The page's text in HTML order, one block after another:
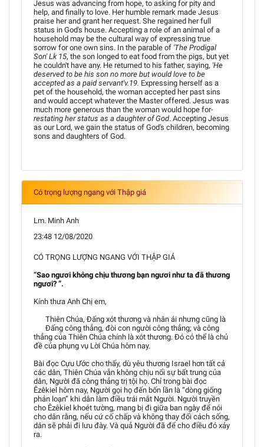
Jesus was advancing from hope, to asking for pity and
help, and finally to love. Her humble remark made Jesus
praise her and grant her request. She regained her full
status in God's house. Accepting a role of an animal of a
household may be the cultural way of expressing true
sorrow for one own sins. In the parable of 'The Prodigal
Son' Lk 15, the son longed to eat food from the pigs, but yet
he couldn't have any. He returned to his father, saying, 'He
deserved to be his son no more but would love to be
accepted as a paid servant'v.19. Expressing herself as a
pet of the household, the woman accepted her past sins
and would accept whatever the Master offered. Jesus was
much more generous than the woman would hope for-
restating her status as a daughter of God. Accepting Jesus
as our Lord, we gain the status of God's children, becoming
sons and daughters of God.
Có trọng lượng ngang với Thập giá
Lm. Minh Anh
23:48 12/08/2020
CÓ TRỌNG LƯỢNG NGANG VỚI THẬP GIÁ
“Sao ngươi không chịu thương bạn ngươi như ta đã thương
ngươi? ”.
Kính thưa Anh Chị em,
Thiên Chúa, Đấng xót thương và nhân ái nhưng cũng là
Đấng công thẳng, đòi con người công thẳng; và công
thẳng của Thiên Chúa chính là xót thương. Đó có thể là chủ
đề của phụng vụ Lời Chúa hôm nay.
Bài đọc Cựu Ước cho thấy, dù yêu thương Israel hơn tất cả
các dân, Thiên Chúa vẫn không chịu nổi sự bất trung của
dân, Người đã công thẳng trị tội họ. Chỉ trong bài đọc
Êzêkiel hôm nay, Người gọi họ đến bốn lần là “dòng giống
phản loạn” khi dân làm điều trái mắt Người. Người truyền
cho Êzêkiel khoét tường, mang bị đi giữa ban ngày để nói
cho dân rằng, nếu cứ cố chấp và không thay đổi cách sống,
dân sẽ phải đi lưu đày. Và quả Người đã để cho điều đó xảy
ra.